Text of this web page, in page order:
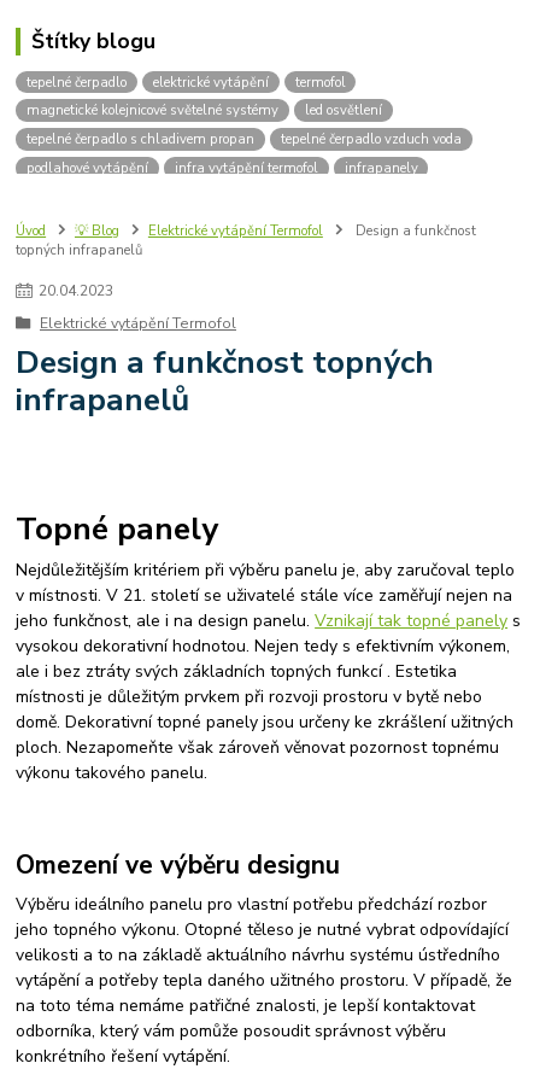
Štítky blogu
tepelné čerpadlo elektrické vytápění
termofol
magnetické kolejnicové světelné systémy
led osvětlení
tepelné čerpadlo s chladivem propan
tepelné čerpadlo vzduch voda
podlahové vytápění
infra vytápění termofol
infrapanely
kotle na uhlí
kotle na pelety
instalace tepelných čerpadel
uhlíkové fólie
topné fólie
infrapanel
tepelná čerpadla ehpa
tepelné čerpadlo certifikováno v SZU Brno
Tepelné čerpadlo R290
výměna kotle
instalace podlahového vytápění
teplovodní podlahové topení
instalace elektrického podlahového vytápění
Úvod 💡 Blog Elektrické vytápění Termofol
Design a funkčnost
topných infrapanelů
20.04.2023
Elektrické vytápění Termofol
Design a funkčnost topných
infrapanelů
Topné panely
Nejdůležitějším kritériem při výběru panelu je, aby zaručoval teplo
v místnosti. V 21. století se uživatelé stále více zaměřují nejen na
jeho funkčnost, ale i na design panelu.Vznikají tak topné panely s
vysokou dekorativní hodnotou. Nejen tedy s efektivním výkonem,
ale i bez ztráty svých základních topných funkcí . Estetika
místnosti je důležitým prvkem při rozvoji prostoru v bytě nebo
domě. Dekorativní topné panely jsou určeny ke zkrášlení užitných
ploch. Nezapomeňte však zároveň věnovat pozornost topnému
výkonu takového panelu.
Omezení ve výběru designu
Výběru ideálního panelu pro vlastní potřebu předchází rozbor
jeho topného výkonu. Otopné těleso je nutné vybrat odpovídající
velikosti a to na základě aktuálního návrhu systému ústředního
vytápění a potřeby tepla daného užitného prostoru. V případě, že
na toto téma nemáme patřičné znalosti, je lepší kontaktovat
odborníka, který vám pomůže posoudit správnost výběru
konkrétního řešení vytápění.